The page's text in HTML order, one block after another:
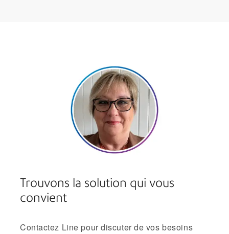
Trouvons la solution qui vous
convient
Contactez Line pour discuter de vos besoins